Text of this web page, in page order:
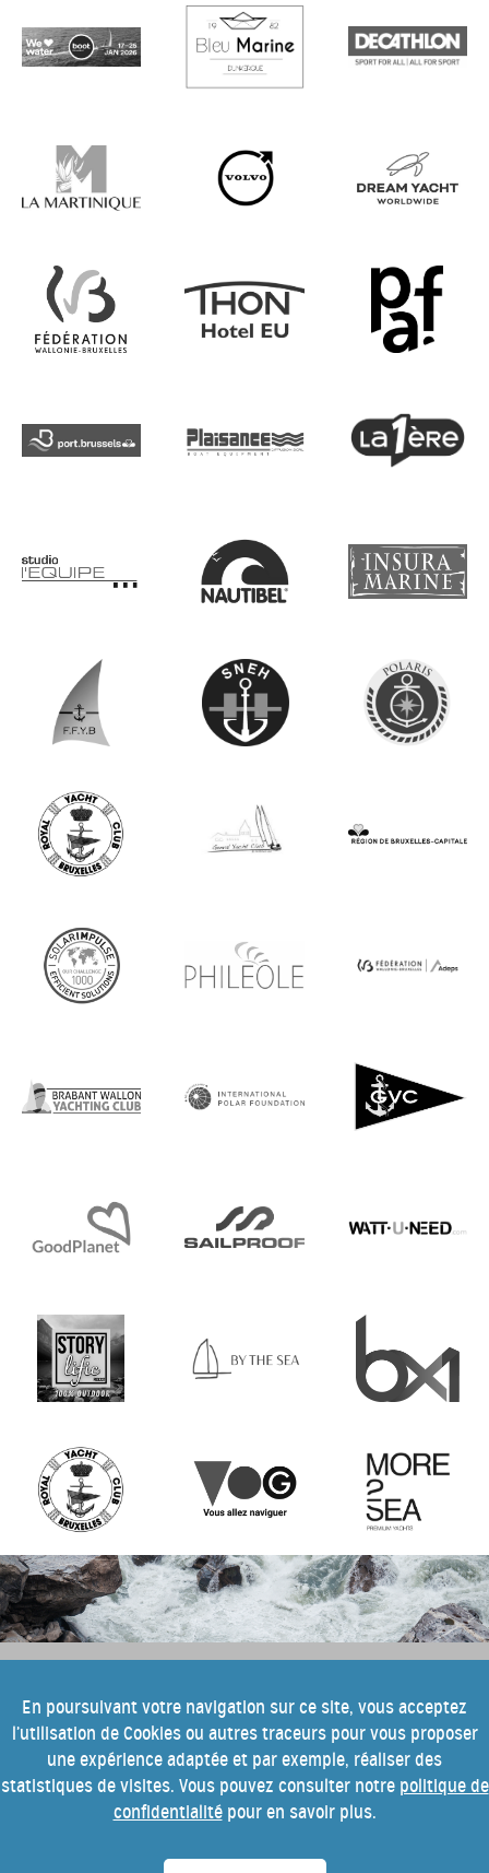
En poursuivant votre navigation sur ce site, vous acceptez
l’utilisation de Cookies ou autres traceurs pour vous proposer
une expérience adaptée et par exemple, réaliser des
statistiques de visites. Vous pouvez consulter notre politique de
confidentialitépour en savoir plus.
Pour tout savoir sur cette 10e édition
du festival Into the Blue, inscrivez-
vous à notre newsletter.